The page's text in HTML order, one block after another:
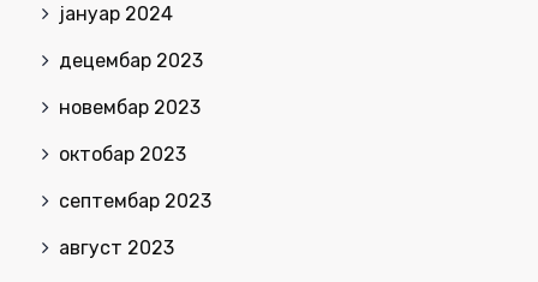
јануар 2024
децембар 2023
новембар 2023
октобар 2023
септембар 2023
август 2023